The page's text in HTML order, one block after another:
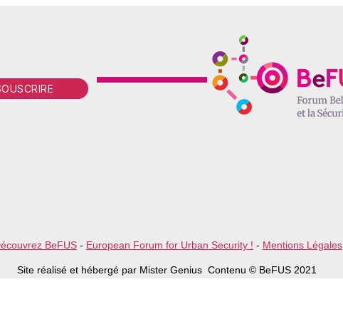
BeFUS - European Forum for Urban Security ! - Mentions Légales
Site réalisé et hébergé par Mister Genius Contenu © BeFUS 2021